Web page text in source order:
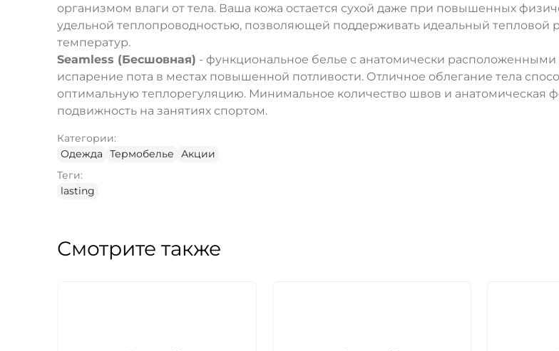
организмом влаги от тела. Ваша кожа остается сухой даже при повышенных
удельной теплопроводностью, позволяющей поддерживать идеальный тепловой
температур.
Seamless (Бесшовная) - функциональное белье с анатомически
испарение пота в местах повышенной потливости. Отличное облегание тела
оптимальную теплорегуляцию. Минимальное количество швов и
подвижность на занятиях спортом.
Категории:
Одежда
Термобелье
Акции
Теги:
lasting
Смотрите также
ДА НЕТ